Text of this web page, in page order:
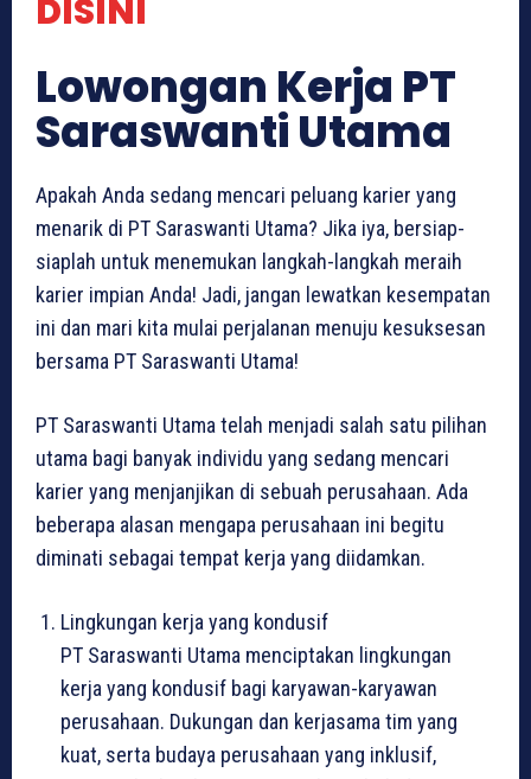
DISINI
Lowongan Kerja PT
Saraswanti Utama
Apakah Anda sedang mencari peluang karier yang
menarik di PT Saraswanti Utama? Jika iya, bersiap-
siaplah untuk menemukan langkah-langkah meraih
karier impian Anda! Jadi, jangan lewatkan kesempatan
ini dan mari kita mulai perjalanan menuju kesuksesan
bersama PT Saraswanti Utama!
PT Saraswanti Utama telah menjadi salah satu pilihan
utama bagi banyak individu yang sedang mencari
karier yang menjanjikan di sebuah perusahaan. Ada
beberapa alasan mengapa perusahaan ini begitu
diminati sebagai tempat kerja yang diidamkan.
Lingkungan kerja yang kondusif
PT Saraswanti Utama menciptakan lingkungan
kerja yang kondusif bagi karyawan-karyawan
perusahaan. Dukungan dan kerjasama tim yang
kuat, serta budaya perusahaan yang inklusif,